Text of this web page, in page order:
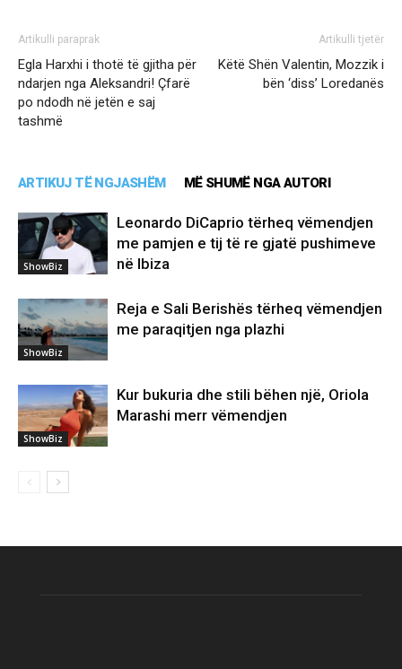
Artikulli paraprak
Egla Harxhi i thotë të gjitha për
ndarjen nga Aleksandri! Çfarë
po ndodh në jetën e saj
tashmë
Artikulli tjetër
Këtë Shën Valentin, Mozzik i
bën ‘diss’ Loredanës
ARTIKUJ TË NGJASHËM MË SHUMË NGA AUTORI
ShowBiz
Leonardo DiCaprio tërheq vëmendjen
me pamjen e tij të re gjatë pushimeve
në Ibiza
ShowBiz
Reja e Sali Berishës tërheq vëmendjen
me paraqitjen nga plazhi
ShowBiz
Kur bukuria dhe stili bëhen një, Oriola
Marashi merr vëmendjen